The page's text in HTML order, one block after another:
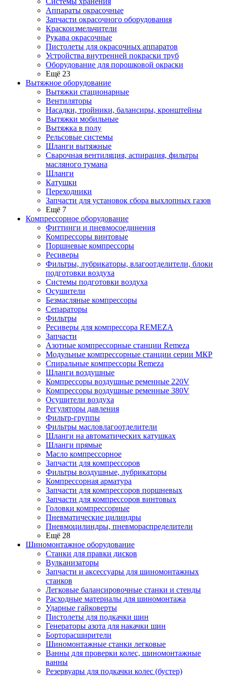
Аппараты окрасочные
Запчасти окрасочного оборудования
Краскоизмельчители
Рукава окрасочные
Пистолеты для окрасочных аппаратов
Устройства внутренней покраски труб
Оборудование для порошковой окраски
Ещё 23
Вытяжное оборудование
Вытяжки стационарные
Вентиляторы
Насадки, тройники, балансиры, кронштейны
Вытяжки мобильные
Вытяжка в полу
Рельсовые системы
Шланги вытяжные
Сварочная вентиляция, аспирация, фильтры
масляного тумана
Шланги
Катушки
Переходники
Запчасти для установок сбора выхлопных газов
Ещё 7
Компрессорное оборудование
Фиттинги и пневмосоединения
Компрессоры винтовые
Поршневые компрессоры
Ресиверы
Фильтры, лубрикаторы, влагоотделители, блоки
подготовки воздуха
Системы подготовки воздуха
Осушители
Безмасляные компрессоры
Сепараторы
Фильтры
Ресиверы для компрессора REMEZA
Запчасти
Азотные компрессорные станции Remeza
Модульные компрессорные станции серии МКР
Спиральные компрессоры Remeza
Шланги воздушные
Компрессоры воздушные ременные 220V
Компрессоры воздушные ременные 380V
Осушители воздуха
Регуляторы давления
Фильтр-группы
Фильтры масловлагоотделители
Шланги на автоматических катушках
Шланги прямые
Масло компрессорное
Запчасти для компрессоров
Фильтры воздушные, лубрикаторы
Компрессорная арматура
Запчасти для компрессоров поршневых
Запчасти для компрессоров винтовых
Головки компрессорные
Пневматические цилиндры
Пневмоцилиндры, пневмораспределители
Ещё 28
Шиномонтажное оборудование
Станки для правки дисков
Вулканизаторы
Запчасти и аксессуары для шиномонтажных
станков
Легковые балансировочные станки и стенды
Расходные материалы для шиномонтажа
Ударные гайковерты
Пистолеты для подкачки шин
Генераторы азота для накачки шин
Борторасширители
Шиномонтажные станки легковые
Ванны для проверки колес, шиномонтажные
ванны
Резервуары для подкачки колес (бустер)